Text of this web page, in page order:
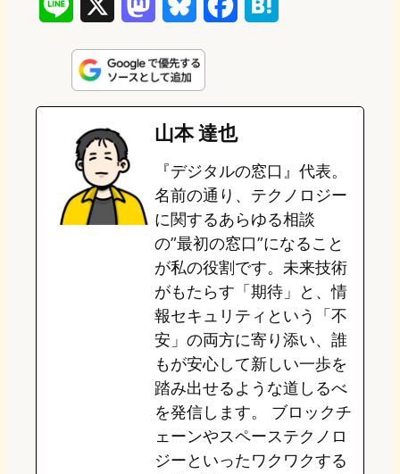
n
e
s
t
o
o
n
u
e
s
k
e
b
o
o
k
e
a
山本 達也
『デジタルの窓口』代表。
名前の通り、テクノロジー
に関するあらゆる相談
の”最初の窓口”になること
が私の役割です。未来技術
がもたらす「期待」と、情
報セキュリティという「不
安」の両方に寄り添い、誰
もが安心して新しい一歩を
踏み出せるような道しるべ
を発信します。 ブロックチ
ェーンやスペーステクノロ
ジーといったワクワクする